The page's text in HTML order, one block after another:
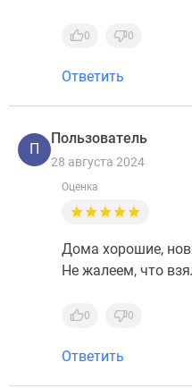
0 0
Ответить
П
Пользователь
28 августа 2024
Оценка
Дома хорошие,
Не жалеем, что
0 0
Ответить